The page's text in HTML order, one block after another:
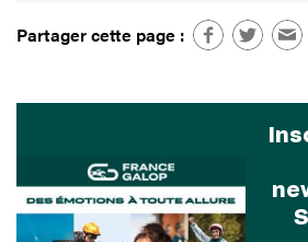
Partager cette page :